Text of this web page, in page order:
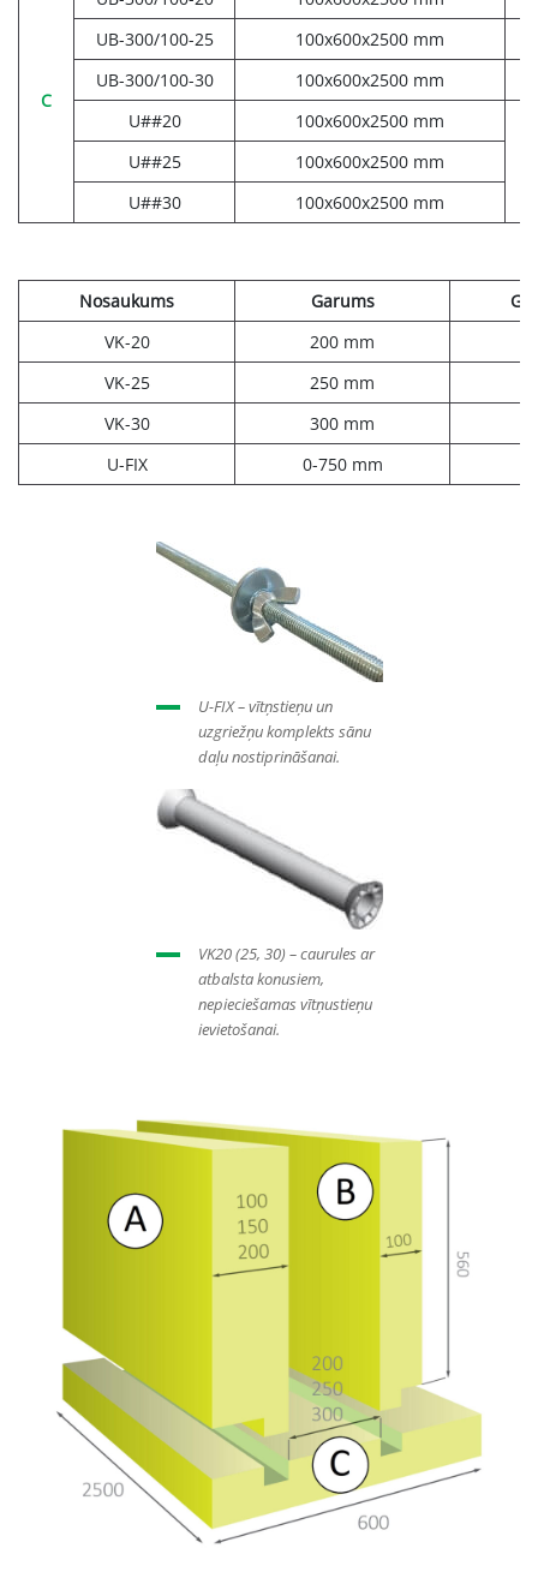
C
UB-300/100-25
100x600x2500 mm
UB-300/100-30
100x600x2500 mm
U##20
100x600x2500 mm
U##25
100x600x2500 mm
U##30
100x600x2500 mm
Nosaukums Garums
VK-20
200 mm
VK-25
250 mm
VK-30
300 mm
U-FIX
0-750 mm
U-FIX – vītņstieņu un
uzgriežņu komplekts sānu
daļu nostiprināšanai.
VK20 (25, 30) – caurules ar
atbalsta konusiem,
nepieciešamas vītņustieņu
ievietošanai.